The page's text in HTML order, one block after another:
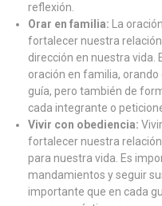
reflexión.
Orar en familia: La
fortalecer nuestra
dirección en nuestra vida.
oración en familia,
guía, pero también de
cada integrante o
Vivir con obediencia:
fortalecer nuestra
para nuestra vida. Es
mandamientos y seguir
importante que en cada